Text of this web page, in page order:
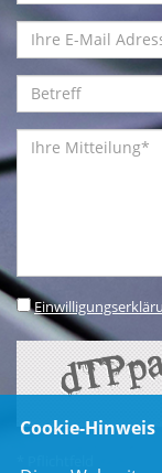
Cookie-Hinweis